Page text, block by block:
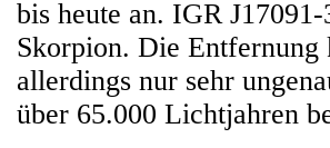
bis heute an. IGR
Skorpion. Die Entfernung
allerdings nur sehr
über 65.000 Lichtjahren